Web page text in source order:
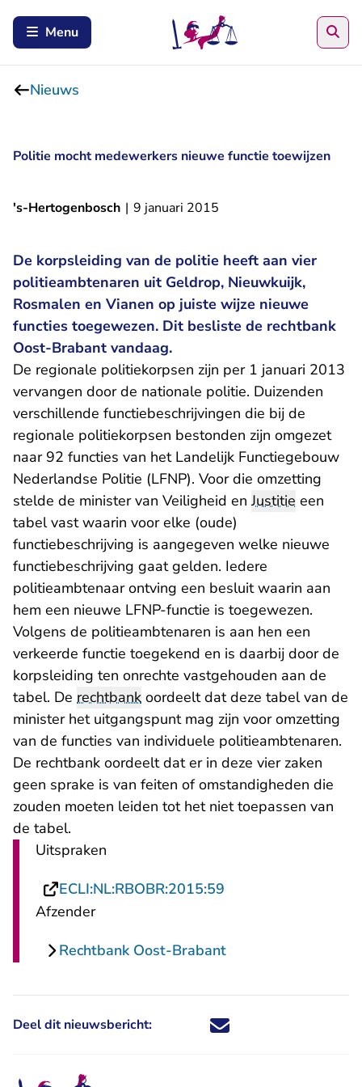
Menu
Nieuws
Politie mocht medewerkers nieuwe functie toewijzen
's-Hertogenbosch | 9 januari 2015
De korpsleiding van de politie heeft aan vier
politieambtenaren uit Geldrop, Nieuwkuijk,
Rosmalen en Vianen op juiste wijze nieuwe
functies toegewezen. Dit besliste de rechtbank
Oost-Brabant vandaag.
De regionale politiekorpsen zijn per 1 januari 2013
vervangen door de nationale politie. Duizenden
verschillende functiebeschrijvingen die bij de
regionale politiekorpsen bestonden zijn omgezet
naar 92 functies van het Landelijk Functiegebouw
Nederlandse Politie (LFNP). Voor die omzetting
stelde de minister van Veiligheid enJustitie een
tabel vast waarin voor elke (oude)
functiebeschrijving is aangegeven welke nieuwe
functiebeschrijving gaat gelden. Iedere
politieambtenaar ontving een besluit waarin aan
hem een nieuwe LFNP-functie is toegewezen.
Volgens de politieambtenaren is aan hen een
verkeerde functie toegekend en is daarbij door de
korpsleiding ten onrechte vastgehouden aan de
tabel. De rechtbank oordeelt dat deze tabel van de
minister het uitgangspunt mag zijn voor omzetting
van de functies van individuele politieambtenaren.
De rechtbank oordeelt dat er in deze vier zaken
geen sprake is van feiten of omstandigheden die
zouden moeten leiden tot het niet toepassen van
de tabel.
Uitspraken
ECLI:NL:RBOBR:2015:59
Afzender
Rechtbank Oost-Brabant
Deel dit nieuwsbericht: Deel dit nieuwsbericht via X -
Deel dit nieuwsbericht via
Deel dit nieuwsbericht
Deel dit